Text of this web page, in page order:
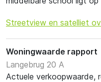
Streetview en satelliet
Woningwaarde rapport
Langebrug 20 A
Actuele verkoopwaarde,